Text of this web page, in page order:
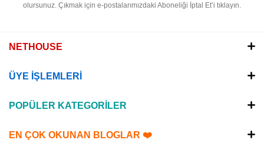
olursunuz. Çıkmak için e-postalarımızdaki Aboneliği İptal Et’i tıklayın.
NETHOUSE
ÜYE İŞLEMLERİ
POPÜLER KATEGORİLER
EN ÇOK OKUNAN BLOGLAR ❤️